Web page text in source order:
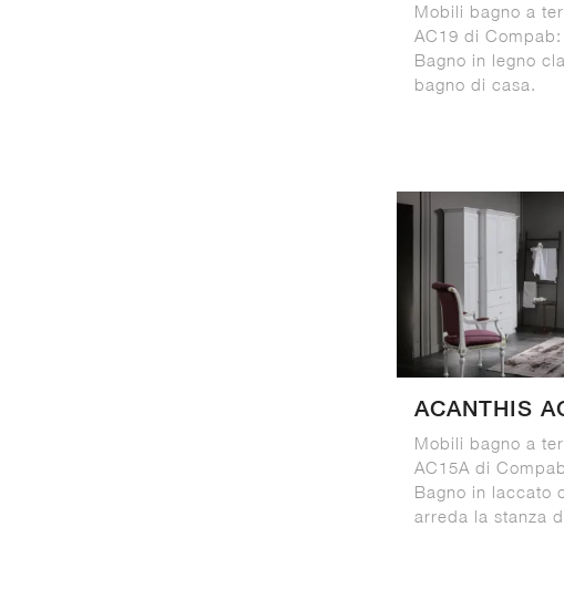
Mobili bagno a
AC19 di
Bagno in legno
bagno di casa.
ACANTHIS
Mobili bagno a
AC15A di
Bagno in laccato
arreda la stanza